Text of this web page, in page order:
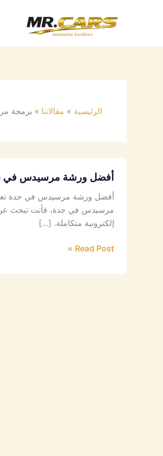
الرئيسية مقالاتنا برمجة
أفضل ورشة مرسيدس في
أفضل ورشة مرسيدس في جدة تعني
مرسيدس في جدة، فأنت تبحث عن
إلكترونية متكاملة. […]
Read Post »